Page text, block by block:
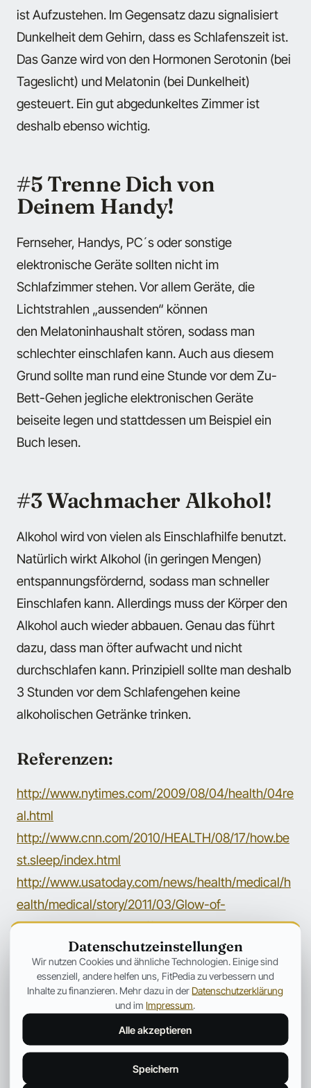
ist Aufzustehen. Im Gegensatz dazu signalisiert
Dunkelheit dem Gehirn, dass es Schlafenszeit ist.
Das Ganze wird von den Hormonen Serotonin (bei
Tageslicht) und Melatonin (bei Dunkelheit)
gesteuert. Ein gut abgedunkeltes Zimmer ist
deshalb ebenso wichtig.
#5 Trenne Dich von
Deinem Handy!
Fernseher, Handys, PC´s oder sonstige
elektronische Geräte sollten nicht im
Schlafzimmer stehen. Vor allem Geräte, die
Lichtstrahlen „aussenden“ können
den Melatoninhaushalt stören, sodass man
schlechter einschlafen kann. Auch aus diesem
Grund sollte man rund eine Stunde vor dem Zu-
Bett-Gehen jegliche elektronischen Geräte
beiseite legen und stattdessen um Beispiel ein
Buch lesen.
#3 Wachmacher Alkohol!
Alkohol wird von vielen als Einschlafhilfe benutzt.
Natürlich wirkt Alkohol (in geringen Mengen)
entspannungsfördernd, sodass man schneller
Einschlafen kann. Allerdings muss der Körper den
Alkohol auch wieder abbauen. Genau das führt
dazu, dass man öfter aufwacht und nicht
durchschlafen kann. Prinzipiell sollte man deshalb
3 Stunden vor dem Schlafengehen keine
alkoholischen Getränke trinken.
Referenzen:
http://www.nytimes.com/2009/08/04/health/04re
al.html
http://www.cnn.com/2010/HEALTH/08/17/how.be
st.sleep/index.html
http://www.usatoday.com/news/health/medical/h
ealth/medical/story/2011/03/Glow-of-
electronicdevices-is-affecting-Americans-
sleep/44563394/1
http://www.webmd.com/sleep-
disorders/features/nix-nightcap-better-sleep
← Mehr aus Medizin
Datenschutzeinstellungen
Wir nutzen Cookies und ähnliche Technologien. Einige sind
essenziell, andere helfen uns, FitPedia zu verbessern und
Inhalte zu finanzieren. Mehr dazu in der Datenschutzerklärung
und im Impressum.
Alle akzeptieren
Speichern